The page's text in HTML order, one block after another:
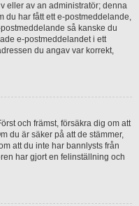
eller av an administratör; denna
du har fått ett e-postmeddelande,
så kanske du
e-postmeddelandet i ett
du angav var korrekt,
och främst, försäkra dig om att
du är säker på att de stämmer,
att du inte har bannlysts från
har gjort en felinställning och